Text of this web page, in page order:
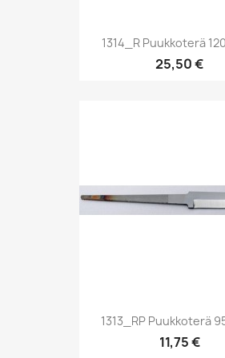
1314_R Puukkoterä
25,50 €
1313_RP Puukkoterä
11,75 €